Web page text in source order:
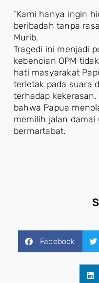
“Kami hanya ingin
beribadah tanpa
Murib.
Tragedi ini menjadi
kebencian OPM
hati masyarakat
terletak pada suara
terhadap
bahwa Papua
memilih jalan
bermartabat.
Facebook